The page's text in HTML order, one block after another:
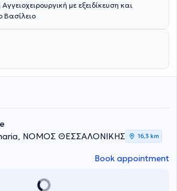
με εξειδίκευση και
Βασίλειο
ΝΟΜΟΣ ΘΕΣΣΑΛΟΝΙΚΗΣ
16,3 km
Book appointment